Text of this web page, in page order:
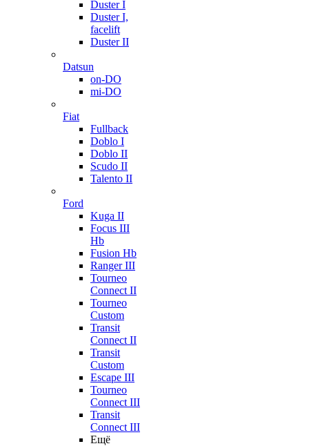
Duster I
Duster I,
facelift
Duster II
Datsun
on-DO
mi-DO
Fiat
Fullback
Doblo I
Doblo II
Scudo II
Talento II
Ford
Kuga II
Focus III
Hb
Fusion Hb
Ranger III
Tourneo
Connect II
Tourneo
Custom
Transit
Connect II
Transit
Custom
Escape III
Tourneo
Connect III
Transit
Connect III
Ещё